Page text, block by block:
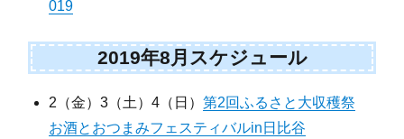
019
2019年8月スケジュール
2（金）3（土）4（日）第2回ふるさと大収穫祭
お酒とおつまみフェスティバルin日比谷